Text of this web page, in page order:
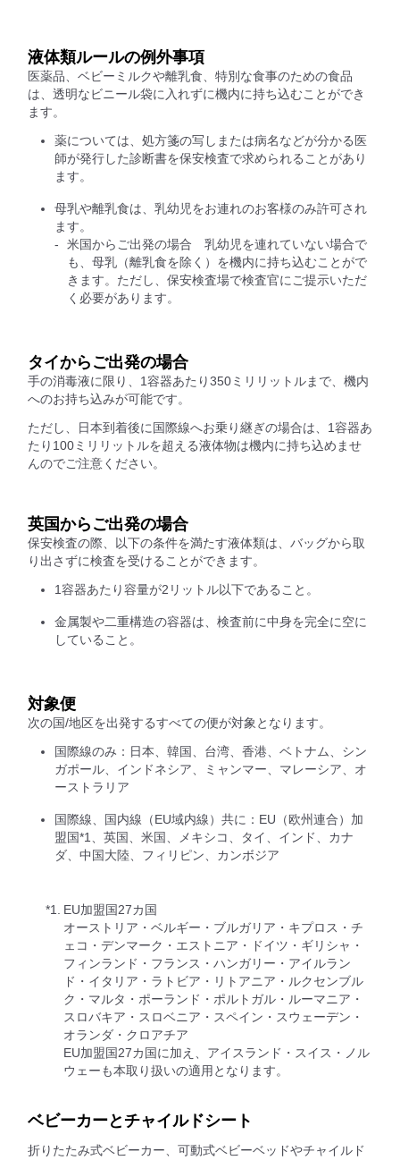
液体類ルールの例外事項
医薬品、ベビーミルクや離乳食、特別な食事のための食品
は、透明なビニール袋に入れずに機内に持ち込むことができ
ます。
薬については、処方箋の写しまたは病名などが分かる医
師が発行した診断書を保安検査で求められることがあり
ます。
母乳や離乳食は、乳幼児をお連れのお客様のみ許可され
ます。
米国からご出発の場合 乳幼児を連れていない場合で
も、母乳（離乳食を除く）を機内に持ち込むことがで
きます。ただし、保安検査場で検査官にご提示いただ
く必要があります。
タイからご出発の場合
手の消毒液に限り、1容器あたり350ミリリットルまで、機内
へのお持ち込みが可能です。
ただし、日本到着後に国際線へお乗り継ぎの場合は、1容器あ
たり100ミリリットルを超える液体物は機内に持ち込めませ
んのでご注意ください。
英国からご出発の場合
保安検査の際、以下の条件を満たす液体類は、バッグから取
り出さずに検査を受けることができます。
1容器あたり容量が2リットル以下であること。
金属製や二重構造の容器は、検査前に中身を完全に空に
していること。
対象便
次の国/地区を出発するすべての便が対象となります。
国際線のみ：日本、韓国、台湾、香港、ベトナム、シン
ガポール、インドネシア、ミャンマー、マレーシア、オ
ーストラリア
国際線、国内線（EU域内線）共に：EU（欧州連合）加
盟国*1、英国、米国、メキシコ、タイ、インド、カナ
ダ、中国大陸、フィリピン、カンボジア
*1.
EU加盟国27カ国
オーストリア・ベルギー・ブルガリア・キプロス・チ
ェコ・デンマーク・エストニア・ドイツ・ギリシャ・
フィンランド・フランス・ハンガリー・アイルラン
ド・イタリア・ラトビア・リトアニア・ルクセンブル
ク・マルタ・ポーランド・ポルトガル・ルーマニア・
スロバキア・スロベニア・スペイン・スウェーデン・
オランダ・クロアチア
EU加盟国27カ国に加え、アイスランド・スイス・ノル
ウェーも本取り扱いの適用となります。
ベビーカーとチャイルドシート
折りたたみ式ベビーカー、可動式ベビーベッドやチャイルド